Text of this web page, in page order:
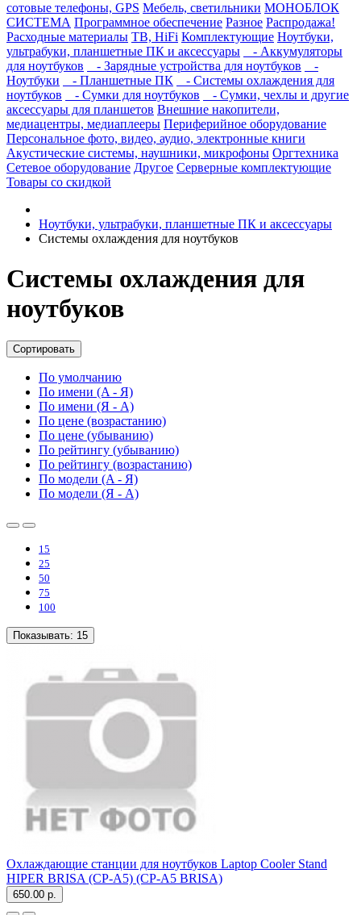
сотовые телефоны, GPS Мебель, светильники МОНОБЛОК
СИСТЕМА Программное обеспечение Разное Распродажа!
Расходные материалы ТВ, HiFi Комплектующие Ноутбуки,
ультрабуки, планшетные ПК и аксессуары
- Аккумуляторы
для ноутбуков
- Зарядные устройства для ноутбуков
-
Ноутбуки
- Планшетные ПК
- Системы охлаждения для
ноутбуков
- Сумки для ноутбуков
- Сумки, чехлы и другие
аксессуары для планшетов Внешние накопители,
медиацентры, медиаплееры Периферийное оборудование
Персональное фото, видео, аудио, электронные книги
Акустические системы, наушники, микрофоны Оргтехника
Сетевое оборудование Другое Серверные комплектующие
Товары со скидкой
Ноутбуки, ультрабуки, планшетные ПК и аксессуары
Системы охлаждения для ноутбуков
Системы охлаждения для
ноутбуков
Сортировать
По умолчанию
По имени (A - Я)
По имени (Я - A)
По цене (возрастанию)
По цене (убыванию)
По рейтингу (убыванию)
По рейтингу (возрастанию)
По модели (A - Я)
По модели (Я - A)
15
25
50
75
100
Показывать: 15
Охлаждающие станции для ноутбуков Laptop Cooler Stand
HIPER BRISA (СP-A5) (СP-A5 BRISA)
650.00 р.